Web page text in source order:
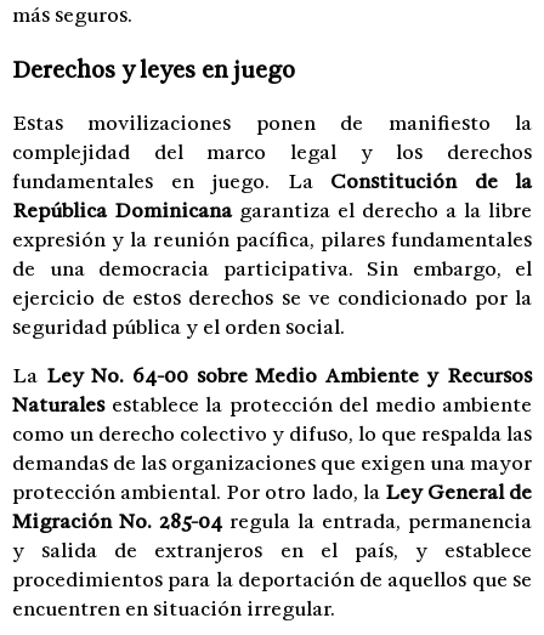
más seguros.
Derechos y leyes en juego
Estas movilizaciones ponen de manifiesto la
complejidad del marco legal y los derechos
fundamentales en juego. La Constitución de la
República Dominicanagarantiza el derecho a la libre
expresión y la reunión pacífica, pilares fundamentales
de una democracia participativa. Sin embargo, el
ejercicio de estos derechos se ve condicionado por la
seguridad pública y el orden social.
La Ley No. 64-00 sobre Medio Ambiente y Recursos
Naturalesestablece la protección del medio ambiente
como un derecho colectivo y difuso, lo que respalda las
demandas de las organizaciones que exigen una mayor
protección ambiental. Por otro lado, la Ley General de
Migración No. 285-04regula la entrada, permanencia
y salida de extranjeros en el país, y establece
procedimientos para la deportación de aquellos que se
encuentren en situación irregular.